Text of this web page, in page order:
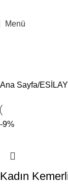
Menü
Ana Sayfa ESİLAY
-9%
Kadın